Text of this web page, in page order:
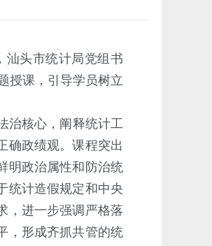
汕头市统计局党组书
授课，引导学员树立
治核心，阐释统计工
确政绩观。课程突出
明政治属性和防治统
统计造假规定和中央
，进一步强调严格落
，形成齐抓共管的统